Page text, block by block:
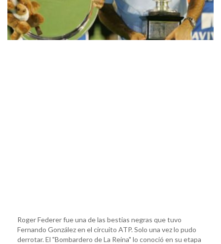
Roger Federer fue una de las bestias negras que tuvo
Fernando González en el circuito ATP. Solo una vez lo pudo
derrotar. El "Bombardero de La Reina" lo conoció en su etapa